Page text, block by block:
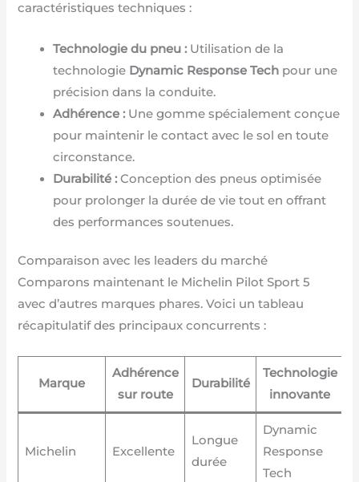
caractéristiques techniques :
Technologie du pneu :Utilisation de la
technologie Dynamic Response Tech pour une
précision dans la conduite.
Adhérence :Une gomme spécialement conçue
pour maintenir le contact avec le sol en toute
circonstance.
Durabilité :Conception des pneus optimisée
pour prolonger la durée de vie tout en offrant
des performances soutenues.
Comparaison avec les leaders du marché
Comparons maintenant le Michelin Pilot Sport 5
avec d’autres marques phares. Voici un tableau
récapitulatif des principaux concurrents :
Marque
Adhérence
sur route
Durabilité
Technologie
innovante
Michelin Excellente
Longue
durée
Dynamic
Response
Tech